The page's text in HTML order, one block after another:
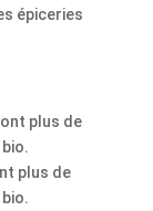
épiceries
plus de
plus de